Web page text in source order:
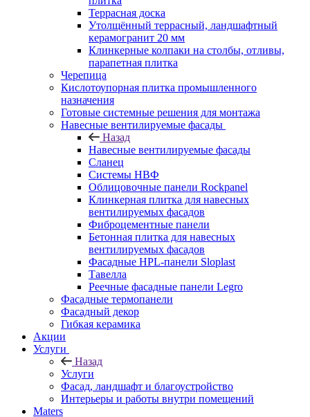
Террасная доска
Утолщённый террасный, ландшафтный
керамогранит 20 мм
Клинкерные колпаки на столбы, отливы,
парапетная плитка
Черепица
Кислотоупорная плитка промышленного
назначения
Готовые системные решения для монтажа
Навесные вентилируемые фасады
Назад
Навесные вентилируемые фасады
Сланец
Системы НВФ
Облицовочные панели Rockpanel
Клинкерная плитка для навесных
вентилируемых фасадов
Фиброцементные панели
Бетонная плитка для навесных
вентилируемых фасадов
Фасадные HPL-панели Sloplast
Тавелла
Реечные фасадные панели Legro
Фасадные термопанели
Фасадный декор
Гибкая керамика
Акции
Услуги
Назад
Услуги
Фасад, ландшафт и благоустройство
Интерьеры и работы внутри помещений
Maters